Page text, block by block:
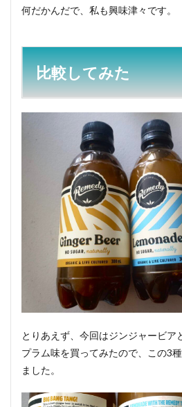
何だかんだで、私も興味津々です。
比較してみた
とりあえず、今回はジンジャービア
プラム味を買ってみたので、この3
ました。